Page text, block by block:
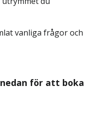
vanliga frågor och
för att boka